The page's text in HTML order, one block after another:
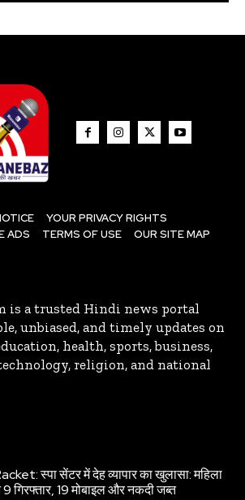
YOUR PRIVACY RIGHTS
ADS
TERMS OF USE OUR SITE MAP
is a trusted Hindi news portal
unbiased, and timely updates on
health, sports, business,
religion, and national
स्पा सेंटर में देह व्यापार का खुलासा: महिला
19 मोबाइल और नकदी जब्त